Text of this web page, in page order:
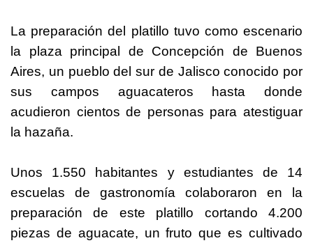
La preparación del platillo tuvo como escenario
la plaza principal de Concepción de Buenos
Aires, un pueblo del sur de Jalisco conocido por
sus campos aguacateros hasta donde
acudieron cientos de personas para atestiguar
la hazaña.
Unos 1.550 habitantes y estudiantes de 14
escuelas de gastronomía colaboraron en la
preparación de este platillo cortando 4.200
piezas de aguacate, un fruto que es cultivado